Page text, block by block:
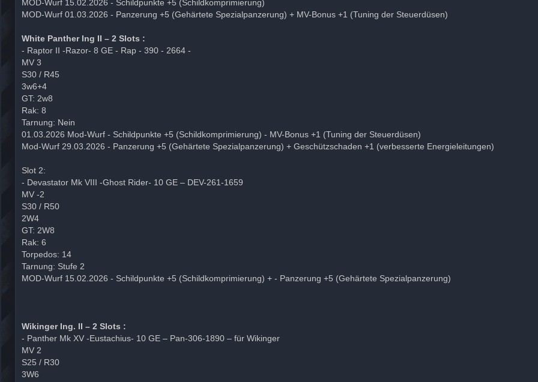
MOD-Wurf 15.02.2026 - Schildpunkte +5 (Schildkomprimierung)
MOD-Wurf 01.03.2026 - Panzerung +5 (Gehärtete Spezialpanzerung) + MV-Bonus +1 (Tuning der Steuerdüsen)
White Panther Ing II – 2 Slots :
- Raptor II -Razor- 8 GE - Rap - 390 - 2664 -
MV 3
S30 / R45
3w6+4
GT: 2w8
Rak: 8
Tarnung: Nein
01.03.2026 Mod-Wurf - Schildpunkte +5 (Schildkomprimierung) - MV-Bonus +1 (Tuning der Steuerdüsen)
Mod-Wurf 29.03.2026 - Panzerung +5 (Gehärtete Spezialpanzerung) + Geschützschaden +1 (verbesserte Energieleitungen)
Slot 2:
- Devastator Mk VIII -Ghost Rider- 10 GE – DEV-261-1659
MV -2
S30 / R50
2W4
GT: 2W8
Rak: 6
Torpedos: 14
Tarnung: Stufe 2
MOD-Wurf 15.02.2026 - Schildpunkte +5 (Schildkomprimierung) + - Panzerung +5 (Gehärtete Spezialpanzerung)
Wikinger Ing. II – 2 Slots :
- Panther Mk XV -Eustachius- 10 GE – Pan-306-1890 – für Wikinger
MV 2
S25 / R30
3W6